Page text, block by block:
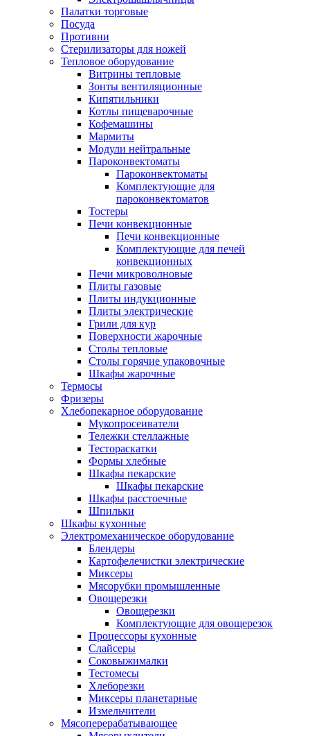
Палатки торговые
Посуда
Противни
Стерилизаторы для ножей
Тепловое оборудование
Витрины тепловые
Зонты вентиляционные
Кипятильники
Котлы пищеварочные
Кофемашины
Мармиты
Модули нейтральные
Пароконвектоматы
Пароконвектоматы
Комплектующие для
пароконвектоматов
Тостеры
Печи конвекционные
Печи конвекционные
Комплектующие для печей
конвекционных
Печи микроволновые
Плиты газовые
Плиты индукционные
Плиты электрические
Грили для кур
Поверхности жарочные
Столы тепловые
Столы горячие упаковочные
Шкафы жарочные
Термосы
Фризеры
Хлебопекарное оборудование
Мукопросеиватели
Тележки стеллажные
Тестораскатки
Формы хлебные
Шкафы пекарские
Шкафы пекарские
Шкафы расстоечные
Шпильки
Шкафы кухонные
Электромеханическое оборудование
Блендеры
Картофелечистки электрические
Миксеры
Мясорубки промышленные
Овощерезки
Овощерезки
Комплектующие для овощерезок
Процессоры кухонные
Слайсеры
Соковыжималки
Тестомесы
Хлеборезки
Миксеры планетарные
Измельчители
Мясоперерабатывающее